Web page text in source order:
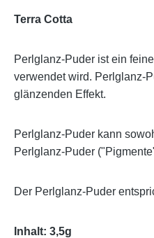
Terra Cotta
Perlglanz-Puder ist ein
verwendet wird. Perlglanz-
glänzenden Effekt.
Perlglanz-Puder kann
Perlglanz-Puder
Der Perlglanz-Puder
Inhalt: 3,5g